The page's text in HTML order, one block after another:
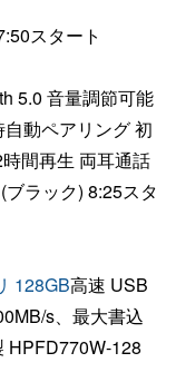
スタート
5.0 音量調節可能
動ペアリング 初
間再生 両耳通話
ラック) 8:25スタ
128GB高速 USB
s、最大書込
HPFD770W-128